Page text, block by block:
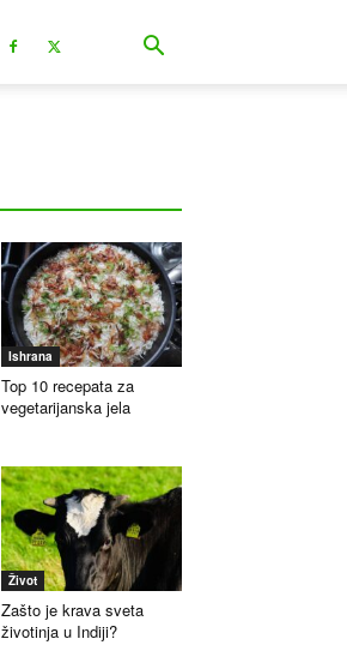
Ishrana
Top 10 recepata za
vegetarijanska jela
Život
Zašto je krava sveta
životinja u Indiji?